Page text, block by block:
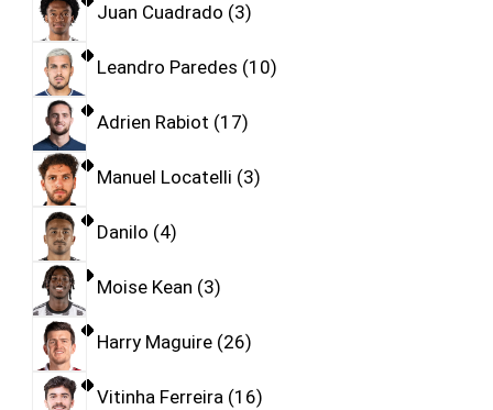
Juan Cuadrado 3
Leandro Paredes 10
Adrien Rabiot 17
Manuel Locatelli 3
Danilo 4
Moise Kean 3
Harry Maguire 26
Vitinha Ferreira 16